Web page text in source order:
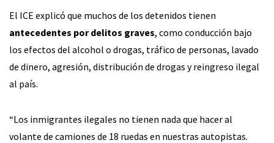
El ICE explicó que muchos de los detenidos tienen
antecedentes por delitos graves, como conducción bajo
los efectos del alcohol o drogas, tráfico de personas, lavado
de dinero, agresión, distribución de drogas y reingreso ilegal
al país.
“Los inmigrantes ilegales no tienen nada que hacer al
volante de camiones de 18 ruedas en nuestras autopistas.